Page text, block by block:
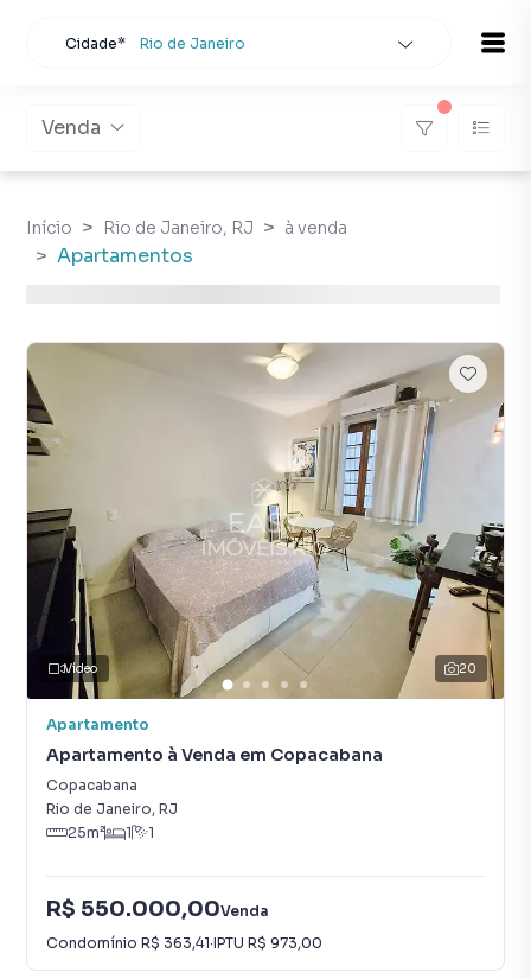
Cidade* Rio de Janeiro
Venda
Início Rio de Janeiro, RJ à venda
Apartamentos
20
Vídeo
Apartamento
Apartamento à Venda em Copacabana
Copacabana
Rio de Janeiro, RJ
25m² 1 1
R$ 550.000,00Venda
Condomínio R$ 363,41·IPTU R$ 973,00